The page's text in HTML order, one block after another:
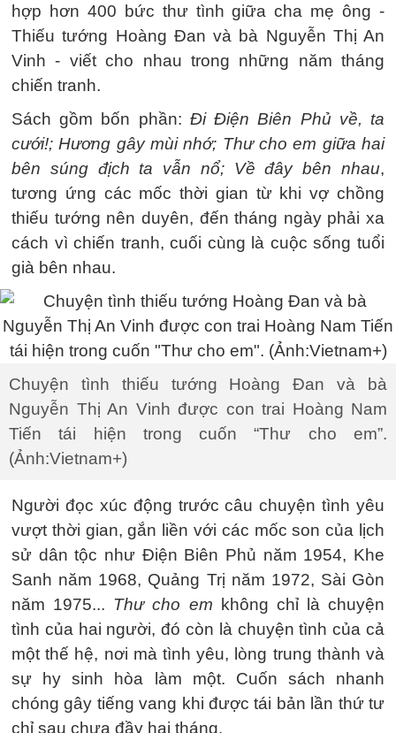
hợp hơn 400 bức thư tình giữa cha mẹ ông -
Thiếu tướng Hoàng Đan và bà Nguyễn Thị An
Vinh - viết cho nhau trong những năm tháng
chiến tranh.
Sách gồm bốn phần: Đi Điện Biên Phủ về, ta
cưới!; Hương gây mùi nhớ; Thư cho em giữa hai
bên súng địch ta vẫn nổ; Về đây bên nhau,
tương ứng các mốc thời gian từ khi vợ chồng
thiếu tướng nên duyên, đến tháng ngày phải xa
cách vì chiến tranh, cuối cùng là cuộc sống tuổi
già bên nhau.
Chuyện tình thiếu tướng Hoàng Đan và bà
Nguyễn Thị An Vinh được con trai Hoàng Nam
Tiến tái hiện trong cuốn “Thư cho em”.
(Ảnh:Vietnam+)
Người đọc xúc động trước câu chuyện tình yêu
vượt thời gian, gắn liền với các mốc son của lịch
sử dân tộc như Điện Biên Phủ năm 1954, Khe
Sanh năm 1968, Quảng Trị năm 1972, Sài Gòn
năm 1975... Thư cho em không chỉ là chuyện
tình của hai người, đó còn là chuyện tình của cả
một thế hệ, nơi mà tình yêu, lòng trung thành và
sự hy sinh hòa làm một. Cuốn sách nhanh
chóng gây tiếng vang khi được tái bản lần thứ tư
chỉ sau chưa đầy hai tháng.